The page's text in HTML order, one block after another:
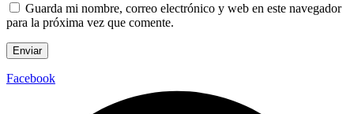
Guarda mi nombre, correo electrónico y web en este navegador
para la próxima vez que comente.
Facebook